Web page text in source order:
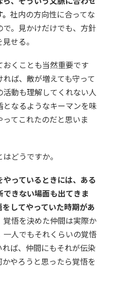
社内の方向性に合ってな
。見かけだけでも、方針
せる。
くことも当然重要です
ば、敵が増えても守って
動も理解してくれない人
なるようなキーマンを味
てこれたのだと思いま
どうですか。
っているときには、ある
きない場面も出てきま
してやっていた時期があ
覚悟を決めた仲間は実際か
人でもそれくらいの覚悟
ば、仲間にもそれが伝染
やろうと思ったら覚悟を